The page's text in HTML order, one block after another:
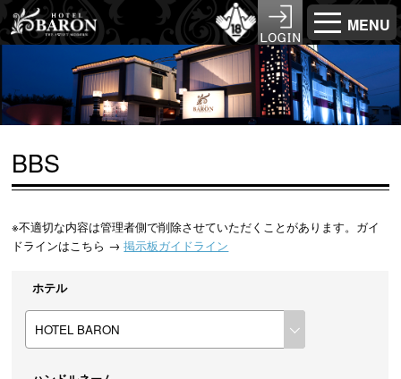
MENU
BBS
※不適切な内容は管理者側で削除させていただくことがあります。ガイ
ドラインはこちら →掲示板ガイドライン
ホテル